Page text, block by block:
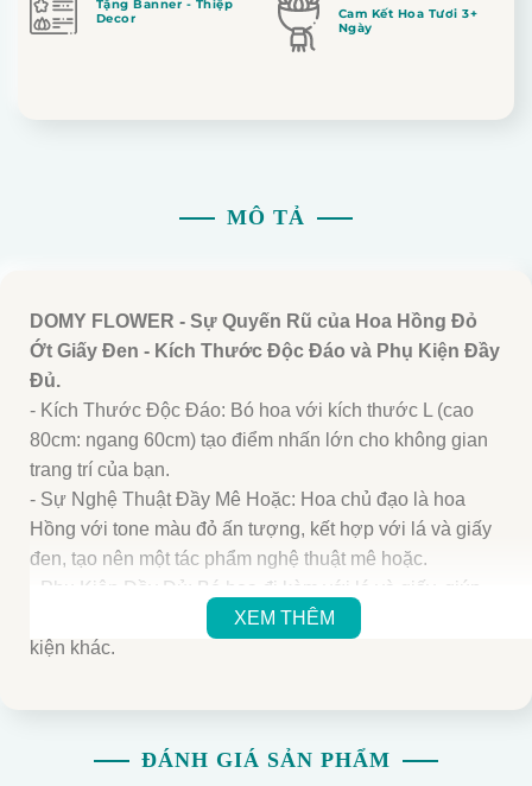
Tặng Banner - Thiệp
Decor
Cam Kết Hoa Tươi 3+
Ngày
MÔ TẢ
DOMY FLOWER - Sự Quyến Rũ của Hoa Hồng Đỏ
Ớt Giấy Đen - Kích Thước Độc Đáo và Phụ Kiện Đầy
Đủ.
- Kích Thước Độc Đáo: Bó hoa với kích thước L (cao
80cm: ngang 60cm) tạo điểm nhấn lớn cho không gian
trang trí của bạn.
- Sự Nghệ Thuật Đầy Mê Hoặc: Hoa chủ đạo là hoa
Hồng với tone màu đỏ ấn tượng, kết hợp với lá và giấy
đen, tạo nên một tác phẩm nghệ thuật mê hoặc.
- Phụ Kiện Đầy Đủ: Bó hoa đi kèm với lá và giấy, giúp
bạn dễ dàng trang trí mà không cần tìm kiếm các phụ
kiện khác.
tại Nội Thành TP.HCM, đảm bảo bó hoa luôn tươi mới
- Tư Vấn Chuyên Nghiệp: Đội ngũ nghệ nhân tại DOMY
XEM THÊM
ĐÁNH GIÁ SẢN PHẨM